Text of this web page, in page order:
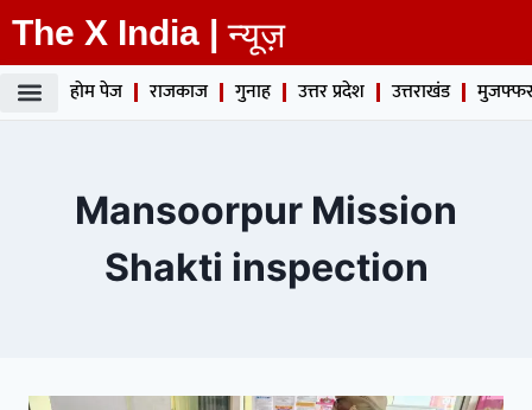
The X India | न्यूज़
होम पेज राजकाज गुनाह उत्तर प्रदेश उत्तराखंड
Mansoorpur Mission
Shakti inspection